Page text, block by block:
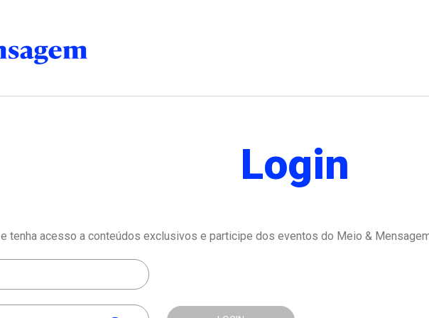
Login
e tenha acesso a conteúdos exclusivos e participe dos eventos do Meio &